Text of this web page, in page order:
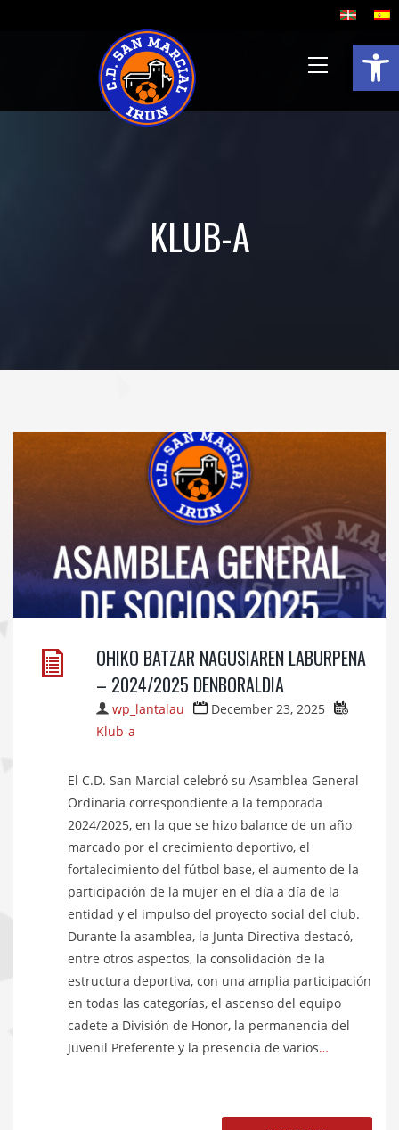
KLUB-A
OHIKO BATZAR NAGUSIAREN LABURPENA
– 2024/2025 DENBORALDIA
wp_lantalau
December 23, 2025
Klub-a
El C.D. San Marcial celebró su Asamblea General
Ordinaria correspondiente a la temporada
2024/2025, en la que se hizo balance de un año
marcado por el crecimiento deportivo, el
fortalecimiento del fútbol base, el aumento de la
participación de la mujer en el día a día de la
entidad y el impulso del proyecto social del club.
Durante la asamblea, la Junta Directiva destacó,
entre otros aspectos, la consolidación de la
estructura deportiva, con una amplia participación
en todas las categorías, el ascenso del equipo
cadete a División de Honor, la permanencia del
Juvenil Preferente y la presencia de varios…